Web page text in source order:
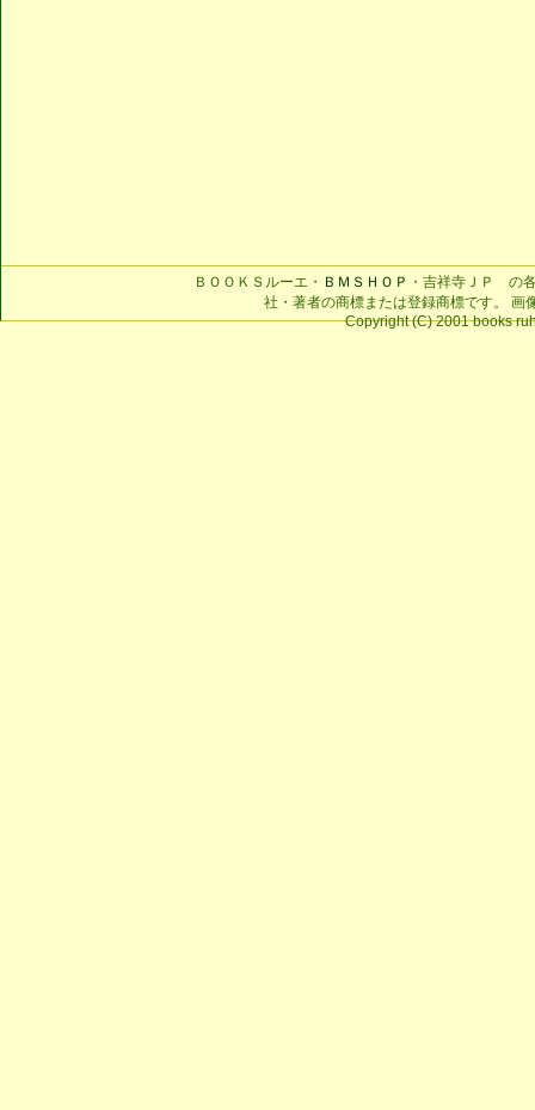
ＢＯＯＫＳルーエ・ ＢＭＳＨＯＰ ・吉祥寺ＪＰ の
社・著者の商標または登録商標です。 画
Copyright (C) 2001 books